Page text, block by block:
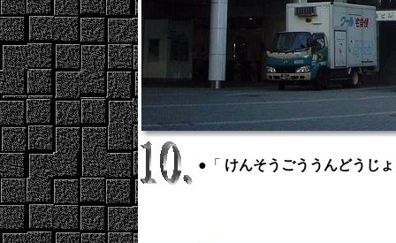
●「 けんそうごううんどうじ